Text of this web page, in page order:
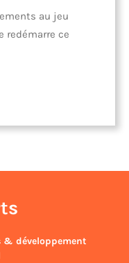
au jeu
redémarre ce
& développement